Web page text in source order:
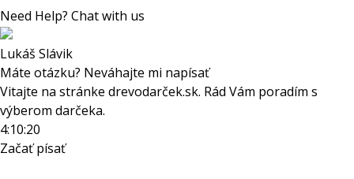
Need Help? Chat with us
Lukáš Slávik
Máte otázku? Neváhajte mi napísať
Vitajte na stránke drevodarček.sk. Rád Vám poradím s
výberom darčeka.
4:10:20
Začať písať